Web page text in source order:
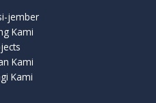
jember
Kami
Kami
Kami